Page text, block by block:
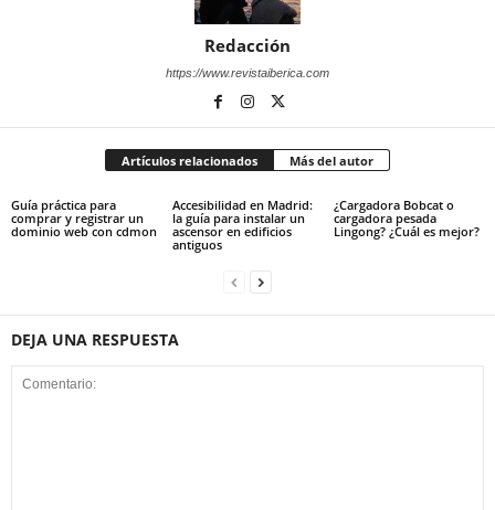
Redacción
https://www.revistaiberica.com
Artículos relacionados Más del autor
Guía práctica para
comprar y registrar un
dominio web con cdmon
Accesibilidad en Madrid:
la guía para instalar un
ascensor en edificios
antiguos
¿Cargadora Bobcat o
cargadora pesada
Lingong? ¿Cuál es mejor?
DEJA UNA RESPUESTA